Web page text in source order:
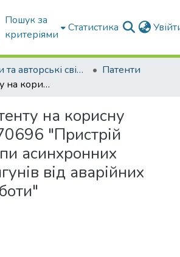
Пошук за
критеріями
Статистика
Патенти та авторські свідоцтва
Патенти
Опис до патенту на корисну модель № 70696 "Пристрій захисту групи асинхронних електродвигунів від аварійних режимів роботи"
на корисну
"Пристрій
асинхронних
від аварійних